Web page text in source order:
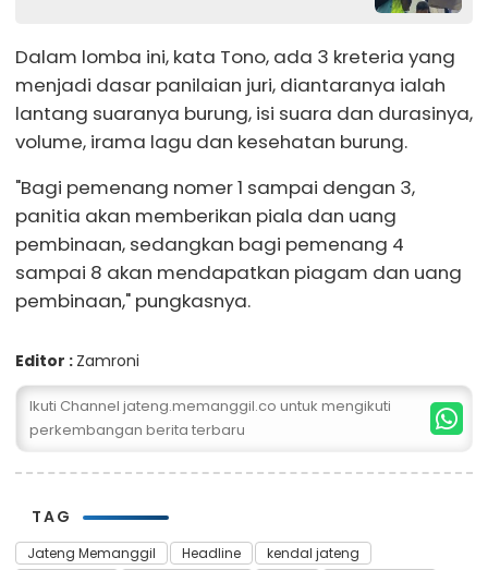
Dalam lomba ini, kata Tono, ada 3 kreteria yang
menjadi dasar panilaian juri, diantaranya ialah
lantang suaranya burung, isi suara dan durasinya,
volume, irama lagu dan kesehatan burung.
"Bagi pemenang nomer 1 sampai dengan 3,
panitia akan memberikan piala dan uang
pembinaan, sedangkan bagi pemenang 4
sampai 8 akan mendapatkan piagam dan uang
pembinaan," pungkasnya.
Editor : Zamroni
Ikuti Channel jateng.memanggil.co untuk mengikuti
perkembangan berita terbaru
TAG
Jateng Memanggil Headline
kendal jateng